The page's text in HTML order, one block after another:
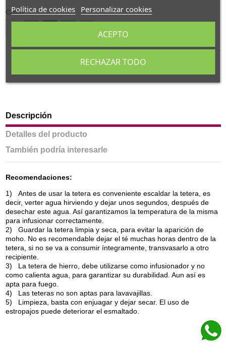
Color
Descripción
Detalles del producto
También podría interesarle
Recomendaciones:
1)
Antes de usar la tetera es conveniente escaldar la tetera, es
decir, verter agua hirviendo y dejar unos segundos, después de
desechar este agua. Así garantizamos la temperatura de la misma
para infusionar correctamente.
2)
Guardar la tetera limpia y seca, para evitar la aparición de
moho. No es recomendable dejar el té muchas horas dentro de la
tetera, si no se va a consumir íntegramente, transvasarlo a otro
recipiente.
3)
La tetera de hierro, debe utilizarse como infusionador y no
como calienta agua, para garantizar su durabilidad. Aun así es
apta para fuego.
4)
Las teteras no son aptas para lavavajillas.
5)
Limpieza, basta con enjuagar y dejar secar. El uso de
estropajos puede deteriorar el esmaltado.
Política de cookies Personalizar cookies
RECHAZAR TODO
ACEPTO